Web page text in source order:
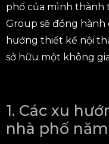
phố của mình thành
Group sẽ đồng
hướng thiết kế nội
sở hữu một không
1. Các xu
nhà phố